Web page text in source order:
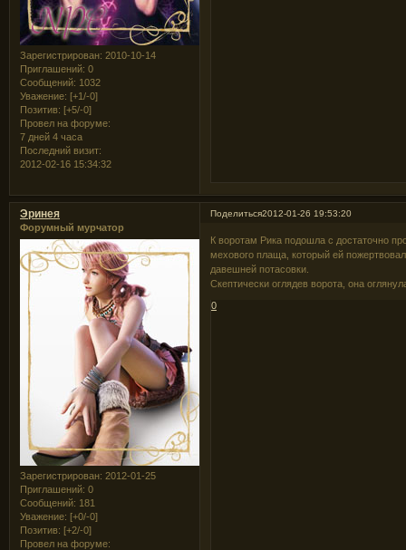
Зарегистрирован: 2010-10-14
Приглашений: 0
Сообщений: 1032
Уважение: [+1/-0]
Позитив: [+5/-0]
Провел на форуме:
7 дней 4 часа
Последний визит:
2012-02-16 15:34:32
Поделиться2012-01-26 19:53:20
Эринея
Форумный мурчатор
Зарегистрирован: 2012-01-25
Приглашений: 0
Сообщений: 181
Уважение: [+0/-0]
Позитив: [+2/-0]
Провел на форуме:
К воротам Рика подошла с достаточно
мехового плаща, который ей
давешней потасовки.
Скептически оглядев ворота, она
0